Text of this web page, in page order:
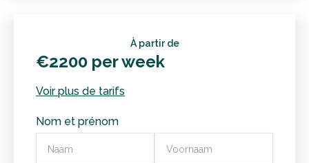
À partir de
€2200 per week
Voir plus de tarifs
Nom et prénom